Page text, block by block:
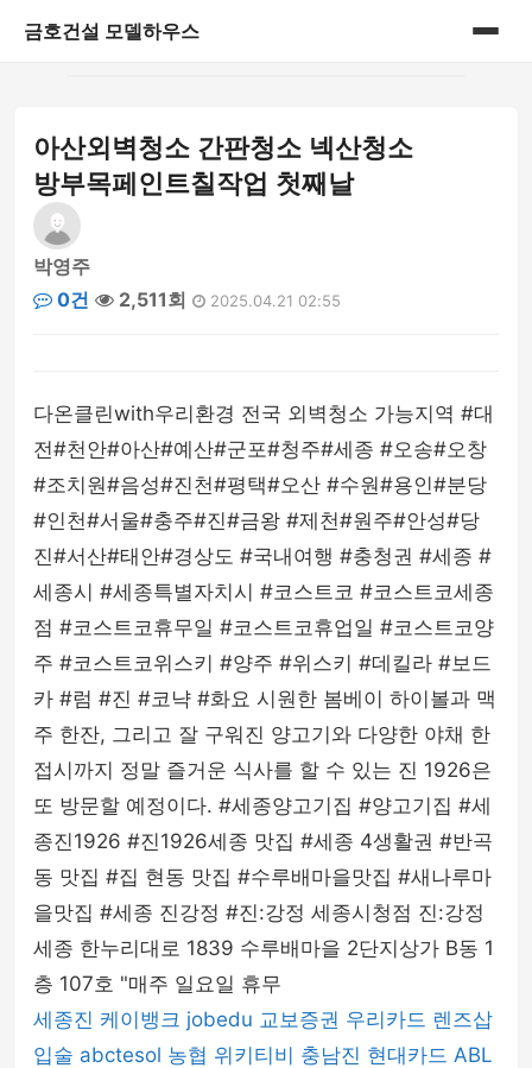
금호건설 모델하우스
게시판
아산외벽청소 간판청소 넥산청소
방부목페인트칠작업 첫째날
박영주
0건
2,511회 2025.04.21 02:55
다온클린with우리환경 전국 외벽청소 가능지역 #대
전#천안#아산#예산#군포#청주#세종 #오송#오창
#조치원#음성#진천#평택#오산 #수원#용인#분당
#인천#서울#충주#진#금왕 #제천#원주#안성#당
진#서산#태안#경상도 #국내여행 #충청권 #세종 #
세종시 #세종특별자치시 #코스트코 #코스트코세종
점 #코스트코휴무일 #코스트코휴업일 #코스트코양
주 #코스트코위스키 #양주 #위스키 #데킬라 #보드
카 #럼 #진 #코냑 #화요 시원한 봄베이 하이볼과 맥
주 한잔, 그리고 잘 구워진 양고기와 다양한 야채 한
접시까지 정말 즐거운 식사를 할 수 있는 진 1926은
또 방문할 예정이다. #세종양고기집 #양고기집 #세
종진1926 #진1926세종 맛집 #세종 4생활권 #반곡
동 맛집 #집 현동 맛집 #수루배마을맛집 #새나루마
을맛집 #세종 진강정 #진:강정 세종시청점 진:강정
세종 한누리대로 1839 수루배마을 2단지상가 B동 1
층 107호 "매주 일요일 휴무
세종진 케이뱅크 jobedu 교보증권 우리카드 렌즈삽
입술 abctesol 농협 위키티비 충남진 현대카드 ABL